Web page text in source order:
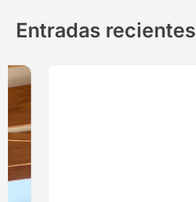
Entradas recientes